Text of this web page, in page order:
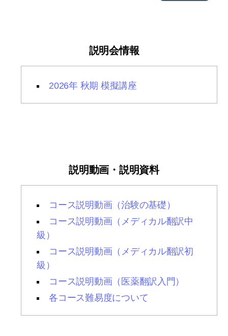
説明会情報
2026年 秋期 模擬講座
説明動画・説明資料
コース説明動画（治験の基礎）
コース説明動画（メディカル翻訳中
級）
コース説明動画（メディカル翻訳初
級）
コース説明動画（医薬翻訳入門）
各コース難易度について